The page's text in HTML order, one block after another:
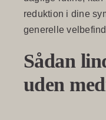
reduktion i dine
generelle
Sådan
uden